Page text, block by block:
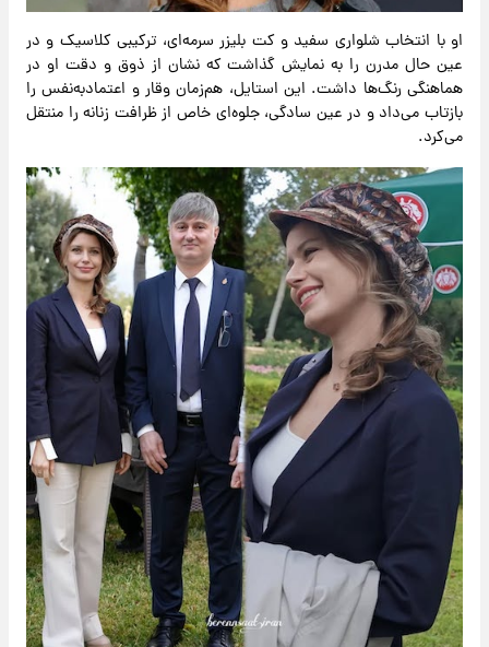
او با انتخاب شلواری سفید و کت بلیزر سرمه‌ای، ترکیبی کلاسیک و در
عین حال مدرن را به نمایش گذاشت که نشان از ذوق و دقت او در
هماهنگی رنگ‌ها داشت. این استایل، هم‌زمان وقار و اعتمادبه‌نفس را
بازتاب می‌داد و در عین سادگی، جلوه‌ای خاص از ظرافت زنانه را منتقل
می‌کرد.